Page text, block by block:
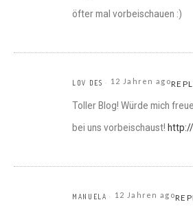
öfter mal vorbeischauen :)
LOV DES 12 Jahren ago
Toller Blog! Würde mich
bei uns vorbeischaust!
MANUELA 12 Jahren ago